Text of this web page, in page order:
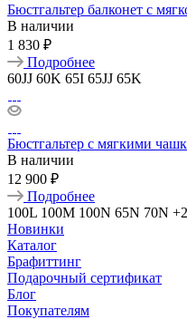
Бюстгальтер балконет с
В наличии
1 830 ₽
Подробнее
60JJ 60K 65I 65JJ 65K
Бюстгальтер с мягкими
В наличии
12 900 ₽
Подробнее
100L 100M 100N 65N 70N
Новинки
Каталог
Брафиттинг
Подарочный сертификат
Блог
Покупателям